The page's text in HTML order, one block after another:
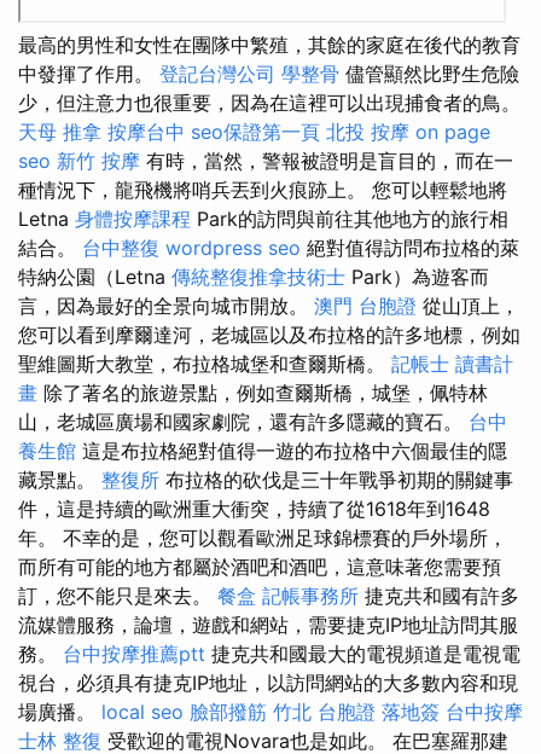
最高的男性和女性在團隊中繁殖，其餘的家庭在後代的教育
中發揮了作用。 登記台灣公司 學整骨 儘管顯然比野生危險
少，但注意力也很重要，因為在這裡可以出現捕食者的鳥。
天母 推拿 按摩台中 seo保證第一頁 北投 按摩 on page
seo 新竹 按摩 有時，當然，警報被證明是盲目的，而在一
種情況下，龍飛機將哨兵丟到火痕跡上。 您可以輕鬆地將
Letna 身體按摩課程 Park的訪問與前往其他地方的旅行相
結合。 台中整復 wordpress seo 絕對值得訪問布拉格的萊
特納公園（Letna 傳統整復推拿技術士 Park）為遊客而
言，因為最好的全景向城市開放。 澳門 台胞證 從山頂上，
您可以看到摩爾達河，老城區以及布拉格的許多地標，例如
聖維圖斯大教堂，布拉格城堡和查爾斯橋。 記帳士 讀書計
畫 除了著名的旅遊景點，例如查爾斯橋，城堡，佩特林
山，老城區廣場和國家劇院，還有許多隱藏的寶石。 台中
養生館 這是布拉格絕對值得一遊的布拉格中六個最佳的隱
藏景點。 整復所 布拉格的砍伐是三十年戰爭初期的關鍵事
件，這是持續的歐洲重大衝突，持續了從1618年到1648
年。 不幸的是，您可以觀看歐洲足球錦標賽的戶外場所，
而所有可能的地方都屬於酒吧和酒吧，這意味著您需要預
訂，您不能只是來去。 餐盒 記帳事務所 捷克共和國有許多
流媒體服務，論壇，遊戲和網站，需要捷克IP地址訪問其服
務。 台中按摩推薦ptt 捷克共和國最大的電視頻道是電視電
視台，必須具有捷克IP地址，以訪問網站的大多數內容和現
場廣播。 local seo 臉部撥筋 竹北 台胞證 落地簽 台中按摩
士林 整復 受歡迎的電視Novara也是如此。 在巴塞羅那建